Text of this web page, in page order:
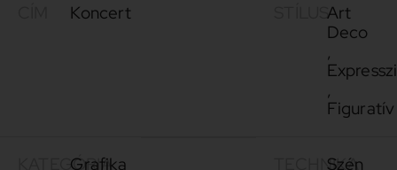
Koncert STÍLUSArt
Deco
,
,
Figuratív
KATEGÓRIA
Grafika TECHNIKA
Szén